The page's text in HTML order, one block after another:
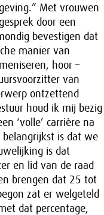
Met vrouwen
door een
bevestigen dat
manier van
hoor –
van
ontzettend
houd ik mij bezig
‘volle’ carrière na
is dat we
is dat
en lid van de raad
brengen dat 25 tot
zat er welgeteld
dat percentage,